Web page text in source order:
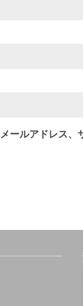
ールアドレス、